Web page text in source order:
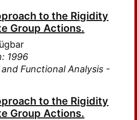
to the Rigidity
Group Actions.
1996
Functional Analysis -
to the Rigidity
Group Actions.